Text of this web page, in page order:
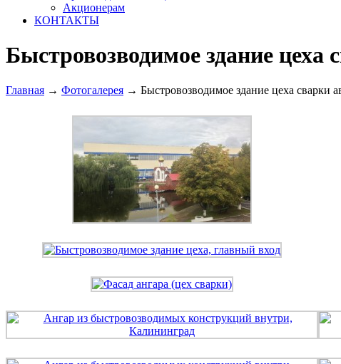
Акционерам
КОНТАКТЫ
Быстровозводимое здание цеха
Главная → Фотогалерея → Быстровозводимое здание цеха сварки